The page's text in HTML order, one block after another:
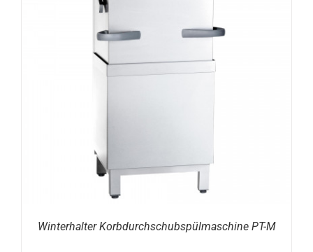
DETAILS
Winterhalter Korbdurchschubspülmaschine PT-M